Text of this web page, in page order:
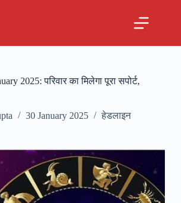
2025: परिवार का मिलेगा पूरा सपोर्ट,
30 January 2025 हेडलाइन